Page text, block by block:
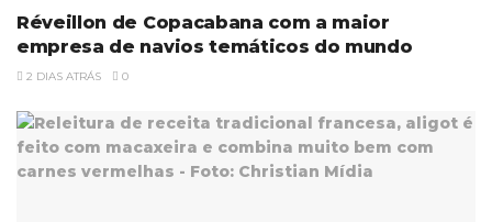
Réveillon de Copacabana com a maior
empresa de navios temáticos do mundo
2 DIAS ATRÁS 0